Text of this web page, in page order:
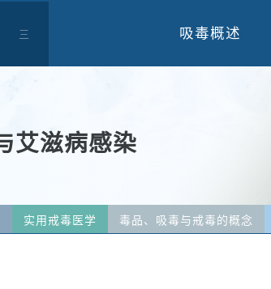
三 吸毒概述
艾滋病感染
实用戒毒医学 毒品、吸毒与戒毒的概念